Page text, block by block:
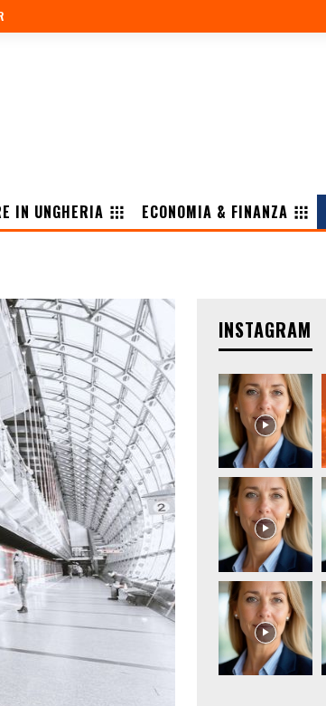
IN UNGHERIA ECONOMIA & FINANZA
INSTAGRAM